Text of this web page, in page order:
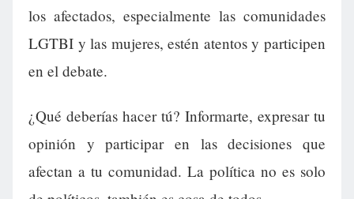
los afectados, especialmente las comunidades
LGTBI y las mujeres, estén atentos y participen
en el debate.
¿Qué deberías hacer tú? Informarte, expresar tu
opinión y participar en las decisiones que
afectan a tu comunidad. La política no es solo